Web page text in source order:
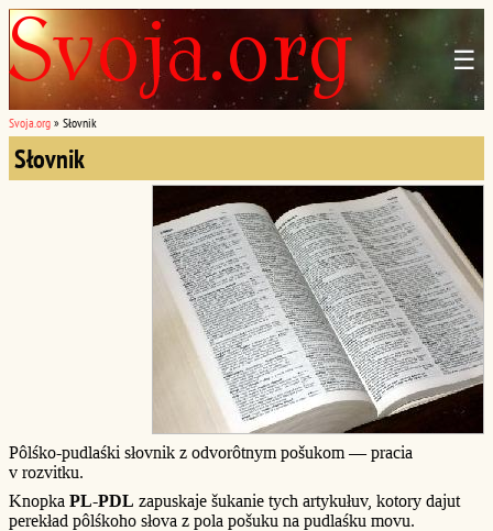
☰
Svoja.org » Słovnik
Słovnik
Pôlśko-pudlaśki słovnik z odvorôtnym pošukom — pracia
v rozvitku.
Knopka PL-PDL zapuskaje šukanie tych artykułuv, kotory dajut
perekład pôlśkoho słova z pola pošuku na pudlaśku movu.